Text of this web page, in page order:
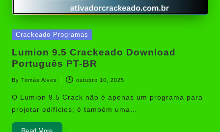
Posted
Crackeado Programas
Lumion 9.5 Crackeado Download
Português PT-BR
Posted
by
By Tomás Alves outubro 10, 2025
O Lumion 9.5 Crack não é apenas um programa para
projetar edifícios; é também uma…